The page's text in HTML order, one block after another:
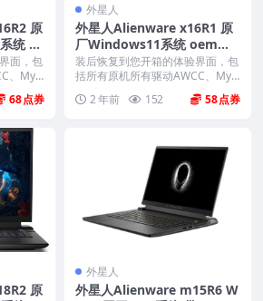
原
统 oe
面，包
、Myd
68
外星人
外星人Alienware x16R1 原
厂Windows11系统 oem系
统 不带F12功能
装后恢复到您开箱的体验界面，包
括所有原机所有驱动AWCC、Myd
2 年前 152 58
原
外星人
外星人Alienware m15R6 W